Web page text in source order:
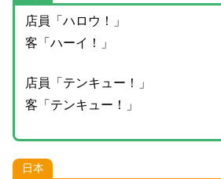
店員「ハロウ！」
客「ハーイ！」
店員「テンキュー！」
客「テンキュー！」
日本